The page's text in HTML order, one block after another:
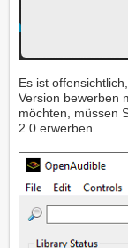
Es ist
Version bewerben
möchten, müssen
2.0 erwerben.